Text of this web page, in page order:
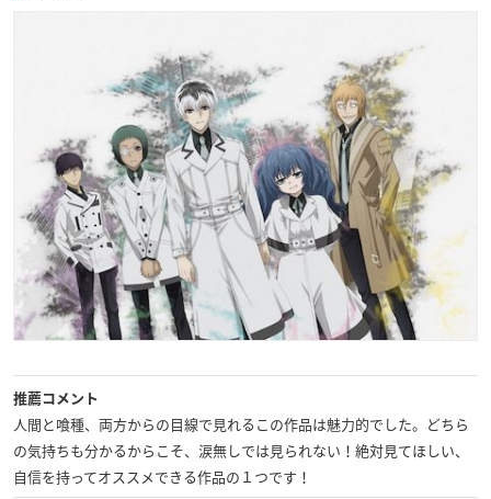
推薦コメント
人間と喰種、両方からの目線で見れるこの作品は魅力的でした。どちら
の気持ちも分かるからこそ、涙無しでは見られない！絶対見てほしい、
自信を持ってオススメできる作品の１つです！